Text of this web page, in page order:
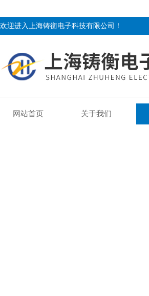
欢迎进入上海铸衡电子科技有限公司！
网站首页 关于我们